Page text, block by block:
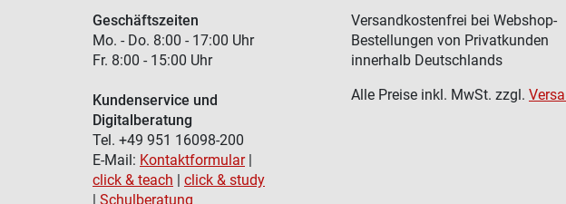
Geschäftszeiten
Mo. - Do. 8:00 - 17:00 Uhr
Fr. 8:00 - 15:00 Uhr
Kundenservice und
Digitalberatung
Tel. +49 951 16098-200
E-Mail: Kontaktformular|
click & teach | click & study
| Schulberatung
Versandkostenfrei bei Webshop-
Bestellungen von Privatkunden
innerhalb Deutschlands
Alle Preise inkl. MwSt. zzgl.